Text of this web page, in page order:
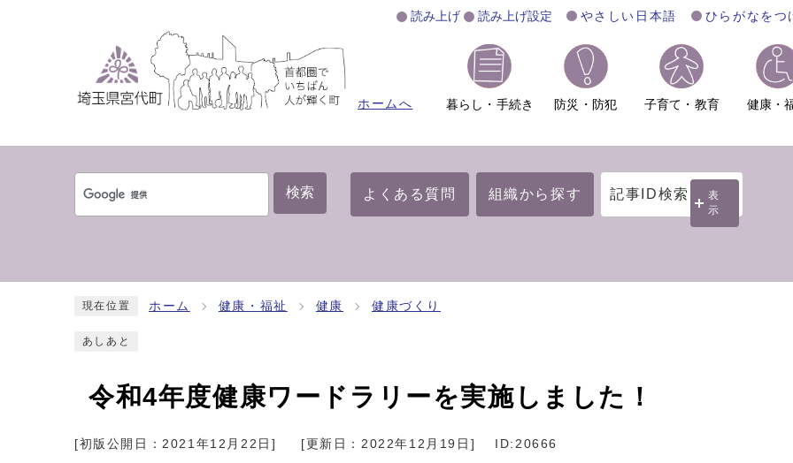
読み上げ 読み上げ設定 やさしい日本語 ひらがなをつ
ホームへ 暮らし・手続き 防災・防犯 子育て・教育 健康・
検索 よくある質問 組織から探す 記事ID検索
表
示
現在位置 ホーム 健康・福祉 健康 健康づくり
あしあと
令和4年度健康ワードラリーを実施しました！
[初版公開日：2021年12月22日 ] [更新日：2022年12月19日 ] ID:20666